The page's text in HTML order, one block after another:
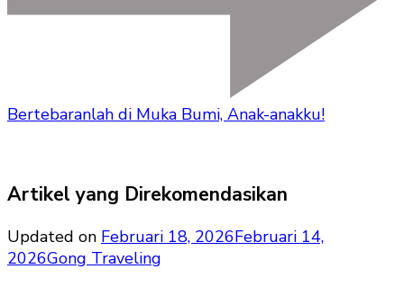
Bertebaranlah di Muka Bumi, Anak-anakku!
Artikel yang Direkomendasikan
Updated on Februari 18, 2026Februari 14,
2026Gong Traveling